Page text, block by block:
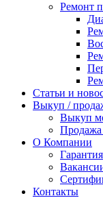
Ремонт
Статьи и
Выкуп /
Выкуп
Продажа
О Компании
Гарантия
Контакты